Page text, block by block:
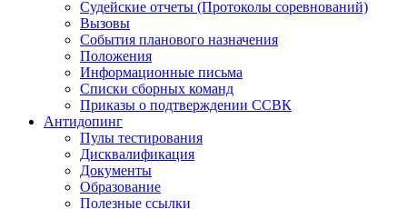
Судейские отчеты (Протоколы соревнований)
Вызовы
События планового назначения
Положения
Информационные письма
Списки сборных команд
Приказы о подтверждении ССВК
Антидопинг
Пулы тестирования
Дисквалификация
Документы
Образование
Полезные ссылки